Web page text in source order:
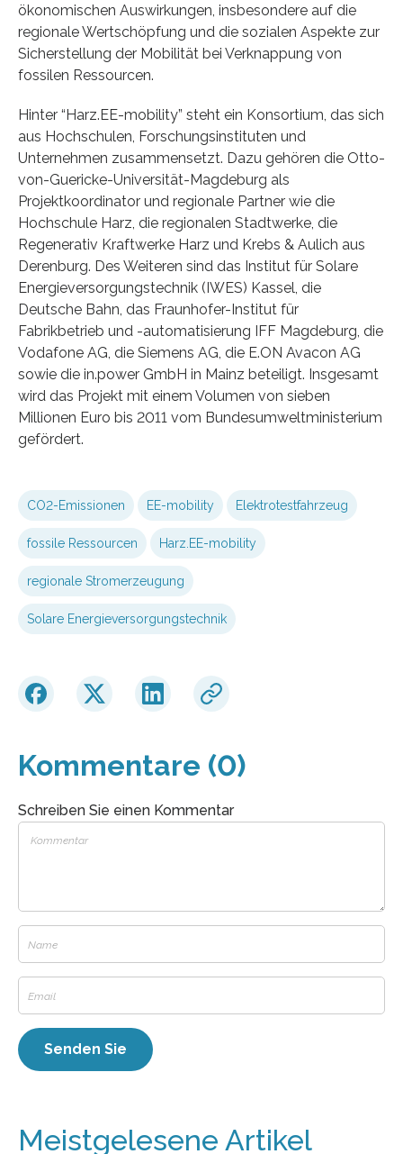
ökonomischen Auswirkungen, insbesondere auf die
regionale Wertschöpfung und die sozialen Aspekte zur
Sicherstellung der Mobilität bei Verknappung von
fossilen Ressourcen.
Hinter “Harz.EE-mobility” steht ein Konsortium, das sich
aus Hochschulen, Forschungsinstituten und
Unternehmen zusammensetzt. Dazu gehören die Otto-
von-Guericke-Universität-Magdeburg als
Projektkoordinator und regionale Partner wie die
Hochschule Harz, die regionalen Stadtwerke, die
Regenerativ Kraftwerke Harz und Krebs & Aulich aus
Derenburg. Des Weiteren sind das Institut für Solare
Energieversorgungstechnik (IWES) Kassel, die
Deutsche Bahn, das Fraunhofer-Institut für
Fabrikbetrieb und -automatisierung IFF Magdeburg, die
Vodafone AG, die Siemens AG, die E.ON Avacon AG
sowie die in.power GmbH in Mainz beteiligt. Insgesamt
wird das Projekt mit einem Volumen von sieben
Millionen Euro bis 2011 vom Bundesumweltministerium
gefördert.
CO2-Emissionen EE-mobility Elektrotestfahrzeug
fossile Ressourcen Harz.EE-mobility
regionale Stromerzeugung
Solare Energieversorgungstechnik
Kommentare (0)
Schreiben Sie einen Kommentar
Meistgelesene Artikel